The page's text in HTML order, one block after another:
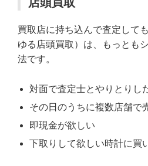
買取店に持ち込んで査定して
ゆる店頭買取）は、もっとも
法です。
対面で査定士とやりとりし
その日のうちに複数店舗で
即現金が欲しい
下取りして欲しい時計に買